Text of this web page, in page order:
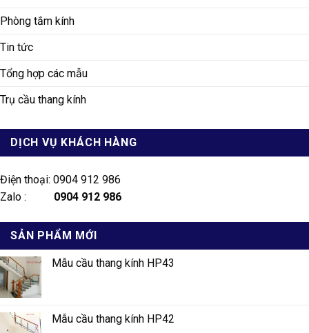
Phòng tắm kính
Tin tức
Tổng hợp các mẫu
Trụ cầu thang kính
DỊCH VỤ KHÁCH HÀNG
Điện thoại: 0904 912 986
Zalo :
0904 912 986
SẢN PHẨM MỚI
Mẫu cầu thang kính HP43
Mẫu cầu thang kính HP42